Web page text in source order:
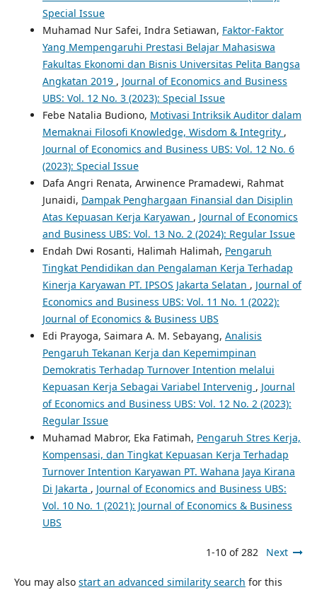
Special Issue
Muhamad Nur Safei, Indra Setiawan, Faktor-Faktor
Yang Mempengaruhi Prestasi Belajar Mahasiswa
Fakultas Ekonomi dan Bisnis Universitas Pelita Bangsa
Angkatan 2019 , Journal of Economics and Business
UBS: Vol. 12 No. 3 (2023): Special Issue
Febe Natalia Budiono, Motivasi Intriksik Auditor dalam
Memaknai Filosofi Knowledge, Wisdom & Integrity ,
Journal of Economics and Business UBS: Vol. 12 No. 6
(2023): Special Issue
Dafa Angri Renata, Arwinence Pramadewi, Rahmat
Junaidi, Dampak Penghargaan Finansial dan Disiplin
Atas Kepuasan Kerja Karyawan , Journal of Economics
and Business UBS: Vol. 13 No. 2 (2024): Regular Issue
Endah Dwi Rosanti, Halimah Halimah, Pengaruh
Tingkat Pendidikan dan Pengalaman Kerja Terhadap
Kinerja Karyawan PT. IPSOS Jakarta Selatan , Journal of
Economics and Business UBS: Vol. 11 No. 1 (2022):
Journal of Economics & Business UBS
Edi Prayoga, Saimara A. M. Sebayang, Analisis
Pengaruh Tekanan Kerja dan Kepemimpinan
Demokratis Terhadap Turnover Intention melalui
Kepuasan Kerja Sebagai Variabel Intervenig , Journal
of Economics and Business UBS: Vol. 12 No. 2 (2023):
Regular Issue
Muhamad Mabror, Eka Fatimah, Pengaruh Stres Kerja,
Kompensasi, dan Tingkat Kepuasan Kerja Terhadap
Turnover Intention Karyawan PT. Wahana Jaya Kirana
Di Jakarta , Journal of Economics and Business UBS:
Vol. 10 No. 1 (2021): Journal of Economics & Business
UBS
1-10 of 282 Next
You may also start an advanced similarity search for this